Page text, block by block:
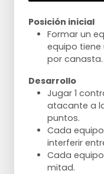
Posición inicial
Formar un
equipo tiene
por canasta.
Desarrollo
Jugar 1
atacante a
puntos.
Cada
interferir
Cada
mitad.